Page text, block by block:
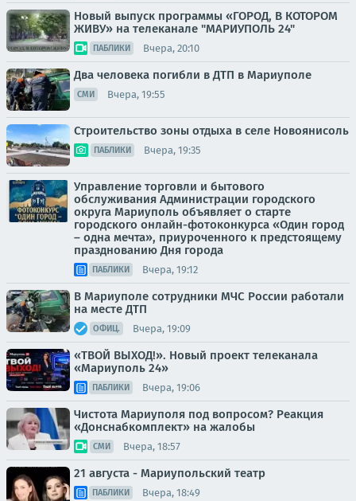
Новый выпуск программы «ГОРОД, В КОТОРОМ
ЖИВУ» на телеканале "МАРИУПОЛЬ 24"
ПАБЛИКИ Вчера, 20:10
Два человека погибли в ДТП в Мариуполе
СМИ Вчера, 19:55
Строительство зоны отдыха в селе Новоянисоль
ПАБЛИКИ Вчера, 19:35
Управление торговли и бытового
обслуживания Администрации городского
округа Мариуполь объявляет о старте
городского онлайн-фотоконкурса «Один город
– одна мечта», приуроченного к предстоящему
празднованию Дня города
ПАБЛИКИ Вчера, 19:12
В Мариуполе сотрудники МЧС России работали
на месте ДТП
ОФИЦ. Вчера, 19:09
«ТВОЙ ВЫХОД!». Новый проект телеканала
«Мариуполь 24»
ПАБЛИКИ Вчера, 19:06
Чистота Мариуполя под вопросом? Реакция
«Донснабкомплект» на жалобы
СМИ Вчера, 18:57
21 августа - Мариупольский театр
ПАБЛИКИ Вчера, 18:49